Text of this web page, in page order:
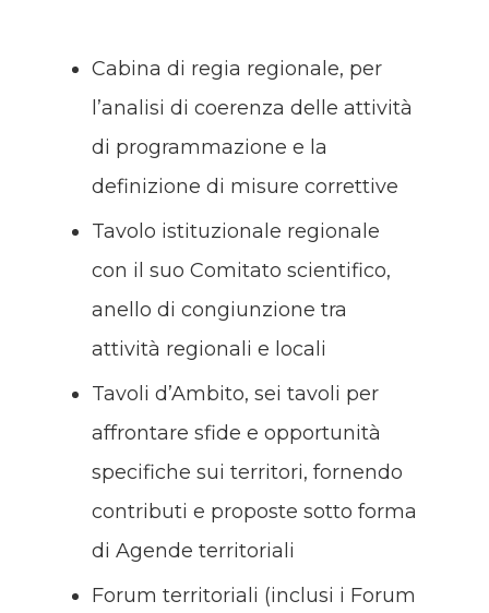
Cabina di regia regionale, per
l’analisi di coerenza delle attività
di programmazione e la
definizione di misure correttive
Tavolo istituzionale regionale
con il suo Comitato scientifico,
anello di congiunzione tra
attività regionali e locali
Tavoli d’Ambito, sei tavoli per
affrontare sfide e opportunità
specifiche sui territori, fornendo
contributi e proposte sotto forma
di Agende territoriali
Forum territoriali (inclusi i Forum